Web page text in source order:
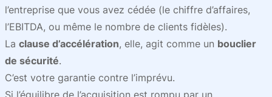
l’entreprise que vous avez cédée (le chiffre d’affaires,
l’EBITDA, ou même le nombre de clients fidèles).
La clause d’accélération, elle, agit comme un bouclier
de sécurité.
C’est votre garantie contre l’imprévu.
Si l’équilibre de l’acquisition est rompu par un